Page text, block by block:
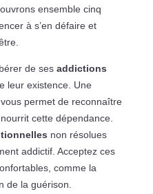
ensemble cinq
à s’en défaire et
de ses addictions
leur existence. Une
permet de reconnaître
cette dépendance.
non résolues
addictif. Acceptez ces
comme la
de la guérison.